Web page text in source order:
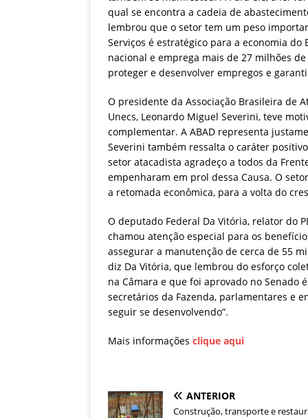
qual se encontra a cadeia de
lembrou que o setor tem um peso
Serviços é estratégico para a economia do
nacional e emprega mais de 27 milhões
proteger e desenvolver empregos e
O presidente da Associação Brasileira de
Unecs, Leonardo Miguel Severini, teve
complementar. A ABAD representa
Severini também ressalta o caráter
setor atacadista agradeço a todos da
empenharam em prol dessa Causa. O
a retomada econômica, para a volta do
O deputado Federal Da Vitória, relator do
chamou atenção especial para os
assegurar a manutenção de cerca de 55
diz Da Vitória, que lembrou do esforço
na Câmara e que foi aprovado no Senado
secretários da Fazenda, parlamentares e
seguir se desenvolvendo”.
Mais informações clique aqui
ANTERIOR
Construção, transporte e